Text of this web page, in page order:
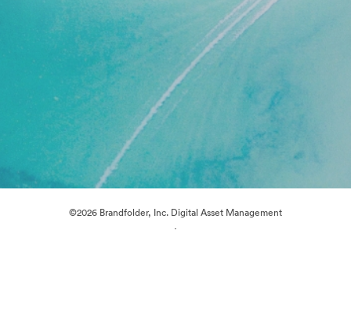
©2026 Brandfolder, Inc. Digital Asset Management
·